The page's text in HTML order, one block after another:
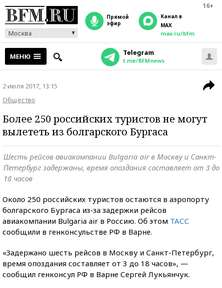
16+
Москва
прямой
эфир
Канал в
MAX
max.ru/bfm
МЕНЮ Telegram
t.me/BFMnews
2 июля 2017, 13:15
Общество
Более 250 российских туристов не могут
вылететь из болгарского Бургаса
Шесть рейсов авиакомпании Bulgaria air в Москву и Санкт-
Петербург задержаны, время опоздания составляет от 3 до
18 часов
Около 250 российских туристов остаются в аэропорту
болгарского Бургаса из-за задержки рейсов
авиакомпании Bulgaria air в Россию. Об этом ТАСС
сообщили в генконсульстве РФ в Варне.
«Задержано шесть рейсов в Москву и Санкт-Петербург,
время опоздания составляет от 3 до 18 часов», —
сообщил генконсул РФ в Варне Сергей Лукьянчук.